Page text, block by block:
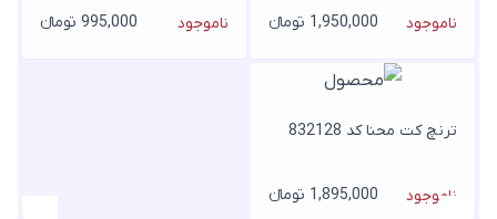
ناموجود 1,950,000 تومانء ناموجود 995,000 تومانء
ترنچ کت محنا کد 832128
ناموجود 1,895,000 تومانء